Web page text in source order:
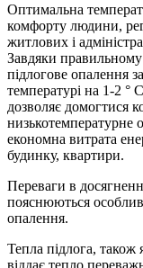
Оптимальна
комфорту людини,
житлових і
Завдяки
підлогове опалення
температурі на 1-2 °
дозволяє домогтися
низькотемпературне
економна витрата
будинку, квартири.
Переваги в
пояснюються
опалення.
Тепла підлога,
віддає тепло